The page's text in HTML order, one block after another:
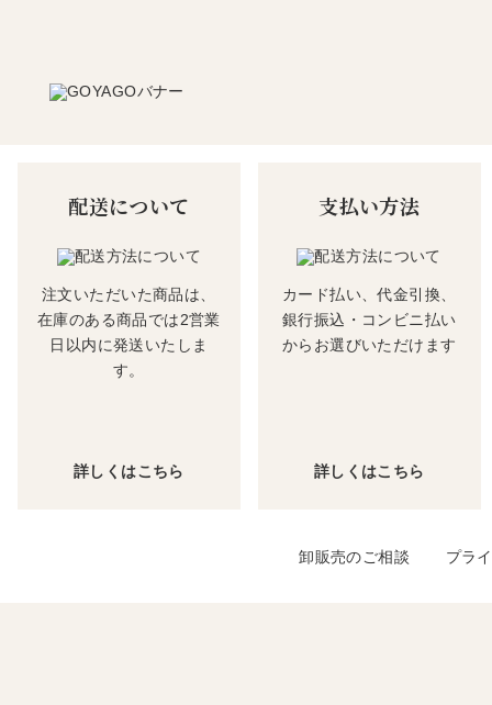
配送について
注文いただいた商品は、
在庫のある商品では2営業
日以内に発送いたしま
す。
詳しくはこちら
支払い方法
カード払い、代金引換、
銀行振込・コンビニ払い
からお選びいただけます
詳しくはこちら
卸販売のご相談 プラ